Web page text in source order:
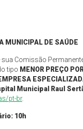
MUNICIPAL DE SAÚDE
Comissão
tipo MENOR PREÇO
Municipal Raul
pt-br.
10h